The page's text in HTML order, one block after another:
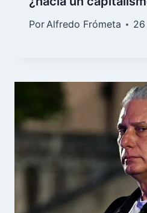
PorAlfredo Frómeta